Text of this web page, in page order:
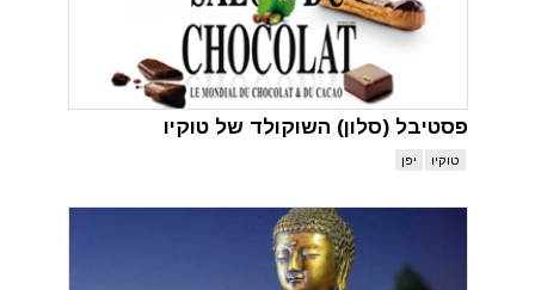
פסטיבל (סלון) השוקולד של טוקיו
טוקיו יפן